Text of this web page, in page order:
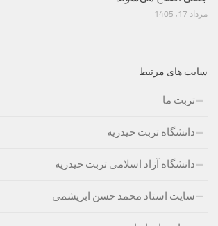
مرداد 17, 1405
سایت های مرتبط
تربت ما
دانشگاه تربت حیدریه
دانشگاه آزاد اسلامی تربت حیدریه
سایت استاد محمد حسن ابریشمی